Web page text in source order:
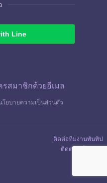
Line
รสมาชิกด้วยอีเมล
โยบายความเป็นส่วนตัว
ติดต่อทีมงานพันทิป
ติดต่อลงโฆษณา